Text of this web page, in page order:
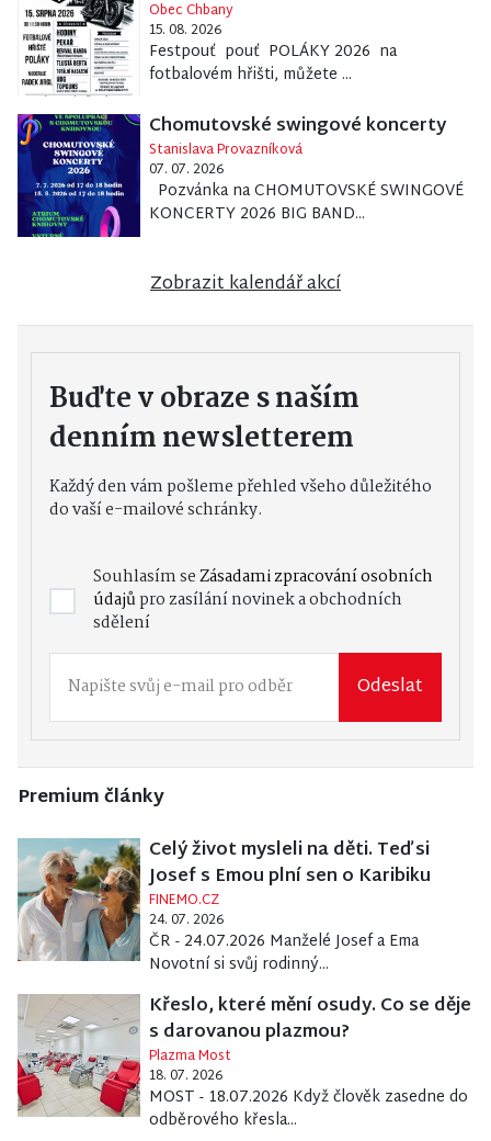
Obec Chbany
15. 08. 2026
Festpouť pouť POLÁKY 2026 na
fotbalovém hřišti, můžete ...
Chomutovské swingové koncerty
Stanislava Provazníková
07. 07. 2026
Pozvánka na CHOMUTOVSKÉ SWINGOVÉ
KONCERTY 2026 BIG BAND...
Zobrazit kalendář akcí
Buďte v obraze s naším
denním newsletterem
Každý den vám pošleme přehled všeho důležitého
do vaší e-mailové schránky.
Souhlasím seZásadami zpracování osobních
údajůpro zasílání novinek a obchodních
sdělení
Odeslat
Premium články
Celý život mysleli na děti. Teď si
Josef s Emou plní sen o Karibiku
FINEMO.CZ
24. 07. 2026
ČR - 24.07.2026 Manželé Josef a Ema
Novotní si svůj rodinný...
Křeslo, které mění osudy. Co se děje
s darovanou plazmou?
Plazma Most
18. 07. 2026
MOST - 18.07.2026 Když člověk zasedne do
odběrového křesla...